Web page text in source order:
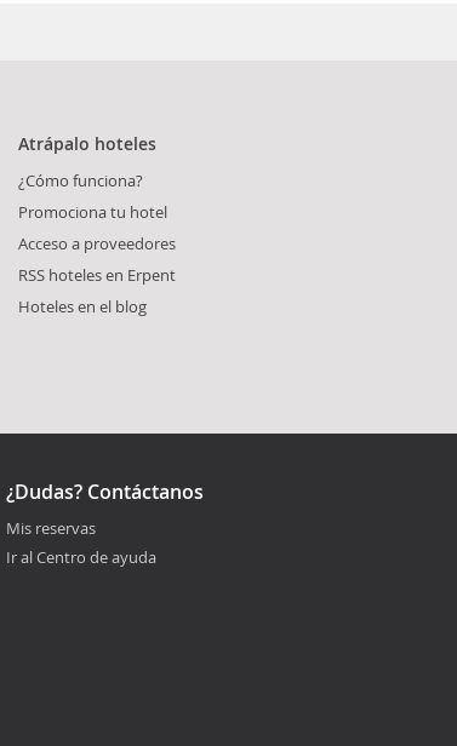
Atrápalo hoteles
¿Cómo funciona?
Promociona tu hotel
Acceso a proveedores
RSS hoteles en Erpent
Hoteles en el blog
¿Dudas? Contáctanos
Mis reservas
Ir al Centro de ayuda